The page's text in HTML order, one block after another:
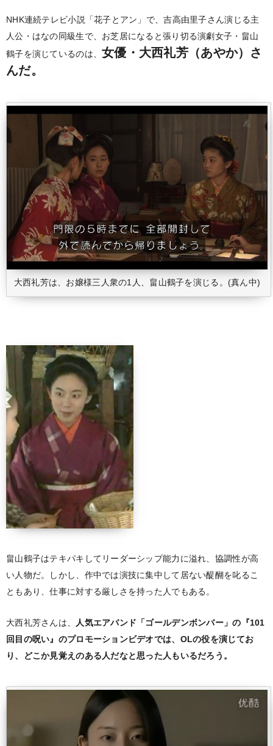
NHK連続テレビ小説「花子とアン」で、吉高由里子さん演じる主
人公・はなの同級生で、お芝居になると張り切る演劇女子・畠山
鶴子を演じているのは、女優・大西礼芳（あやか）さ
んだ。
大西礼芳は、お嬢様三人衆の1人、畠山鶴子を演じる。(真ん中)
畠山鶴子はテキパキしてリーダーシップ能力に溢れ、協調性が高
い人物だ。しかし、作中では演技に集中して居ない醍醐を叱るこ
ともあり、仕事に対する厳しさを持った人でもある。
大西礼芳さんは、
人気エアバンド「ゴールデンボンバー」の『101
回目の呪い』のプロモーションビデオでは、OLの役を演じてお
り、どこか見覚えのある人だなと思った人もいるだろう。